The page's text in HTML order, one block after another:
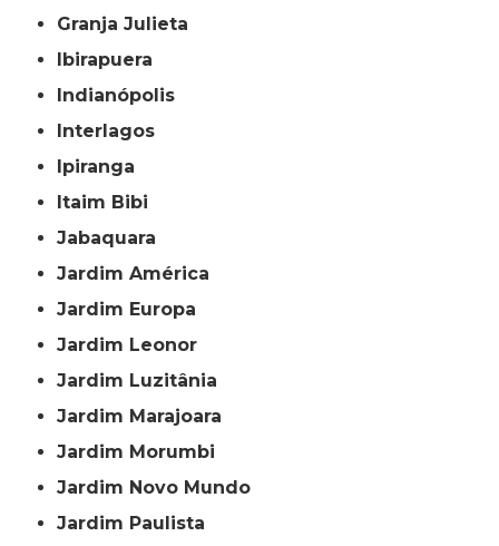
Granja Julieta
Ibirapuera
Indianópolis
Interlagos
Ipiranga
Itaim Bibi
Jabaquara
Jardim América
Jardim Europa
Jardim Leonor
Jardim Luzitânia
Jardim Marajoara
Jardim Morumbi
Jardim Novo Mundo
Jardim Paulista